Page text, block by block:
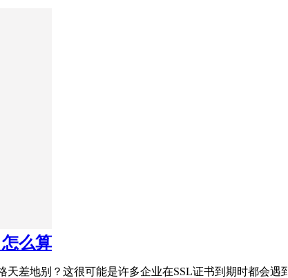
么算
差地别？这很可能是许多企业在SSL证书到期时都会